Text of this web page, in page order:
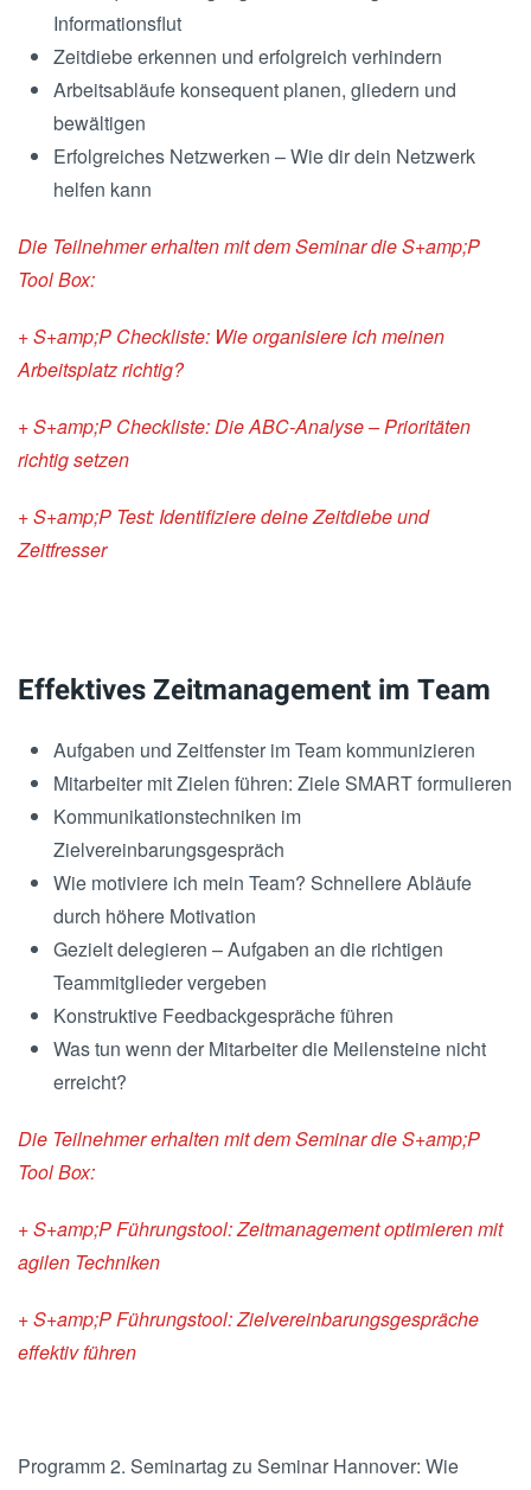
Informationsflut
Zeitdiebe erkennen und erfolgreich verhindern
Arbeitsabläufe konsequent planen, gliedern und
bewältigen
Erfolgreiches Netzwerken – Wie dir dein Netzwerk
helfen kann
Die Teilnehmer erhalten mit dem Seminar die S+amp;P
Tool Box:
+ S+amp;P Checkliste: Wie organisiere ich meinen
Arbeitsplatz richtig?
+ S+amp;P Checkliste: Die ABC-Analyse – Prioritäten
richtig setzen
+ S+amp;P Test: Identifiziere deine Zeitdiebe und
Zeitfresser
Effektives Zeitmanagement im Team
Aufgaben und Zeitfenster im Team kommunizieren
Mitarbeiter mit Zielen führen: Ziele SMART formulieren
Kommunikationstechniken im
Zielvereinbarungsgespräch
Wie motiviere ich mein Team? Schnellere Abläufe
durch höhere Motivation
Gezielt delegieren – Aufgaben an die richtigen
Teammitglieder vergeben
Konstruktive Feedbackgespräche führen
Was tun wenn der Mitarbeiter die Meilensteine nicht
erreicht?
Die Teilnehmer erhalten mit dem Seminar die S+amp;P
Tool Box:
+ S+amp;P Führungstool: Zeitmanagement optimieren mit
agilen Techniken
+ S+amp;P Führungstool: Zielvereinbarungsgespräche
effektiv führen
Programm 2. Seminartag zu Seminar Hannover: Wie